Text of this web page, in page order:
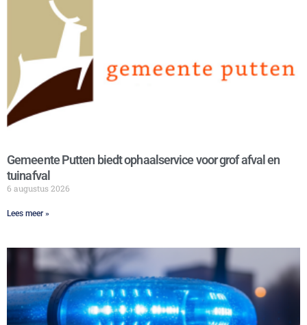
Gemeente Putten biedt ophaalservice voor grof afval en
tuinafval
6 augustus 2026
Lees meer »